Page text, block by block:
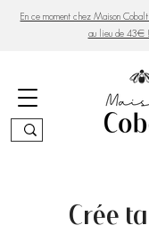
En ce moment chez Maison
au lieu de 43€ !
Crée